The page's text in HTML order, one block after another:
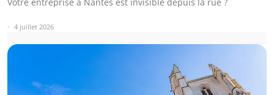
Votre entreprise à Nantes est invisible depuis la rue ?
4 juillet 2026